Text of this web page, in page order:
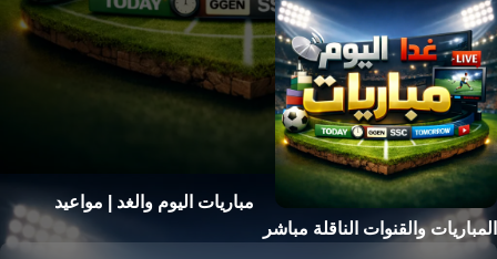
مباريات اليوم والغد | مواعيد
المباريات والقنوات الناقلة مباشر